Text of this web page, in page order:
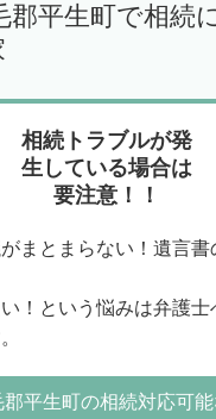
郡平生町で相続
相続トラブルが発
生している場合は
要注意！！
まとまらない！遺言書
！という悩みは弁護士
郡平生町の相続対応可